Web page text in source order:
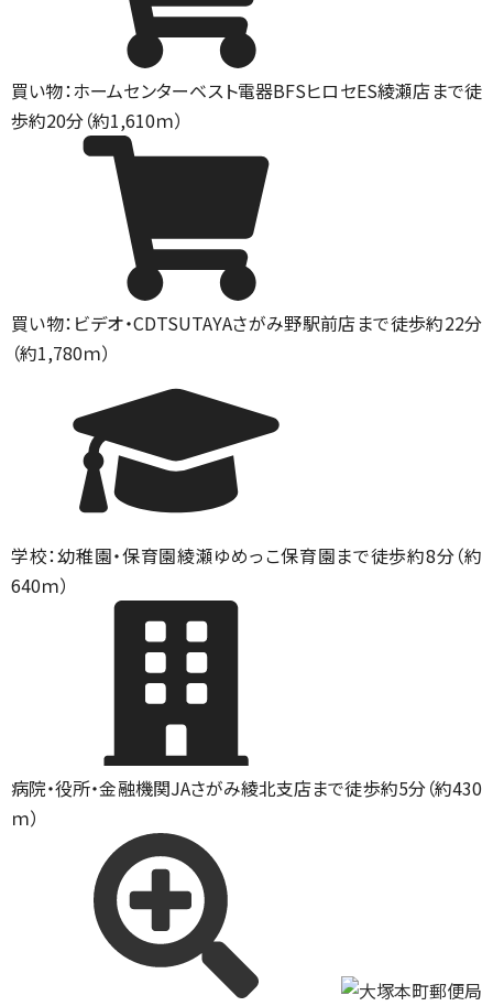
買い物：ホームセンターベスト電器BFSヒロセES綾瀬店まで徒
歩約20分（約1,610ｍ）
買い物：ビデオ・CDTSUTAYAさがみ野駅前店まで徒歩約22分
（約1,780ｍ）
学校：幼稚園・保育園綾瀬ゆめっこ保育園まで徒歩約8分（約
640ｍ）
病院・役所・金融機関JAさがみ綾北支店まで徒歩約5分（約430
ｍ）